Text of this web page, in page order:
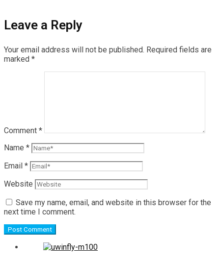
Leave a Reply
Your email address will not be published. Required fields are
marked *
Comment *
Name *
Email *
Website
Save my name, email, and website in this browser for the
next time I comment.